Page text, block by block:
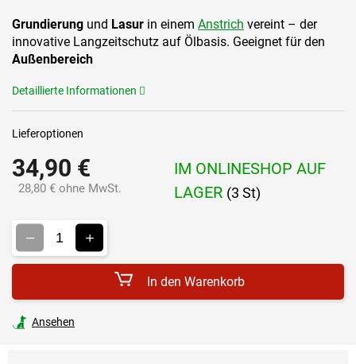
34,90 €
28,80 € ohne MwSt.
IM ONLINESHOP AUF
LAGER (3 St)
Lieferoptionen
In den Warenkorb
Grundierung und Lasur in einem Anstrich vereint – der
innovative Langzeitschutz auf Ölbasis. Geeignet für den
Außenbereich
Detaillierte Informationen
Ansehen